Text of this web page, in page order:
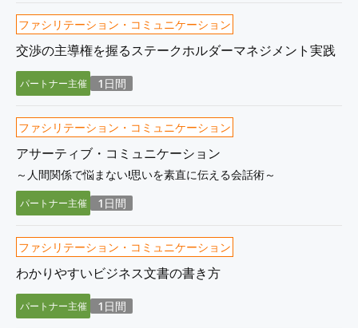
ファシリテーション・コミュニケーション
交渉の主導権を握るステークホルダーマネジメント実践
パートナー主催 1日間
ファシリテーション・コミュニケーション
アサーティブ・コミュニケーション
～人間関係で悩まない!思いを素直に伝える会話術～
パートナー主催 1日間
ファシリテーション・コミュニケーション
わかりやすいビジネス文書の書き方
パートナー主催 1日間